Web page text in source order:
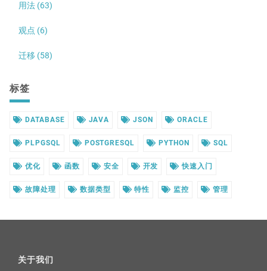
用法 (63)
观点 (6)
迁移 (58)
标签
DATABASE JAVA JSON ORACLE
PLPGSQL POSTGRESQL PYTHON SQL
优化 函数 安全 开发 快速入门
故障处理 数据类型 特性 监控 管理
关于我们